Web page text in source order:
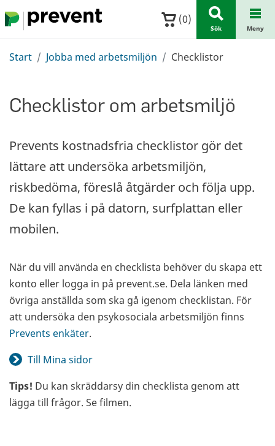
Hoppa till huvudinnehållet (0)
Sök Meny
Start Jobba med arbetsmiljön Checklistor
Checklistor om arbetsmiljö
Prevents kostnadsfria checklistor gör det
lättare att undersöka arbetsmiljön,
riskbedöma, föreslå åtgärder och följa upp.
De kan fyllas i på datorn, surfplattan eller
mobilen.
När du vill använda en checklista behöver du skapa ett
konto eller logga in på prevent.se. Dela länken med
övriga anställda som ska gå igenom checklistan. För
att undersöka den psykosociala arbetsmiljön finns
Prevents enkäter.
Till Mina sidor
Tips! Du kan skräddarsy din checklista genom att
lägga till frågor. Se filmen.